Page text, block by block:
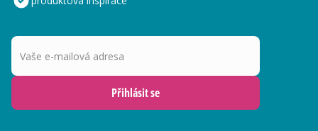
Vaše e-mailová adresa
Přihlásit se